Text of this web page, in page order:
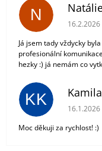
N
16.2.2026
Já jsem tady vždycky
profesionální
hezky :) já nemám co
KK
16.1.2026
Moc děkuji za rychlost! :)